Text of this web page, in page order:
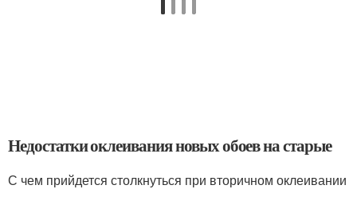
Недостатки оклеивания новых обоев на старые
С чем прийдется столкнуться при вторичном оклеивании